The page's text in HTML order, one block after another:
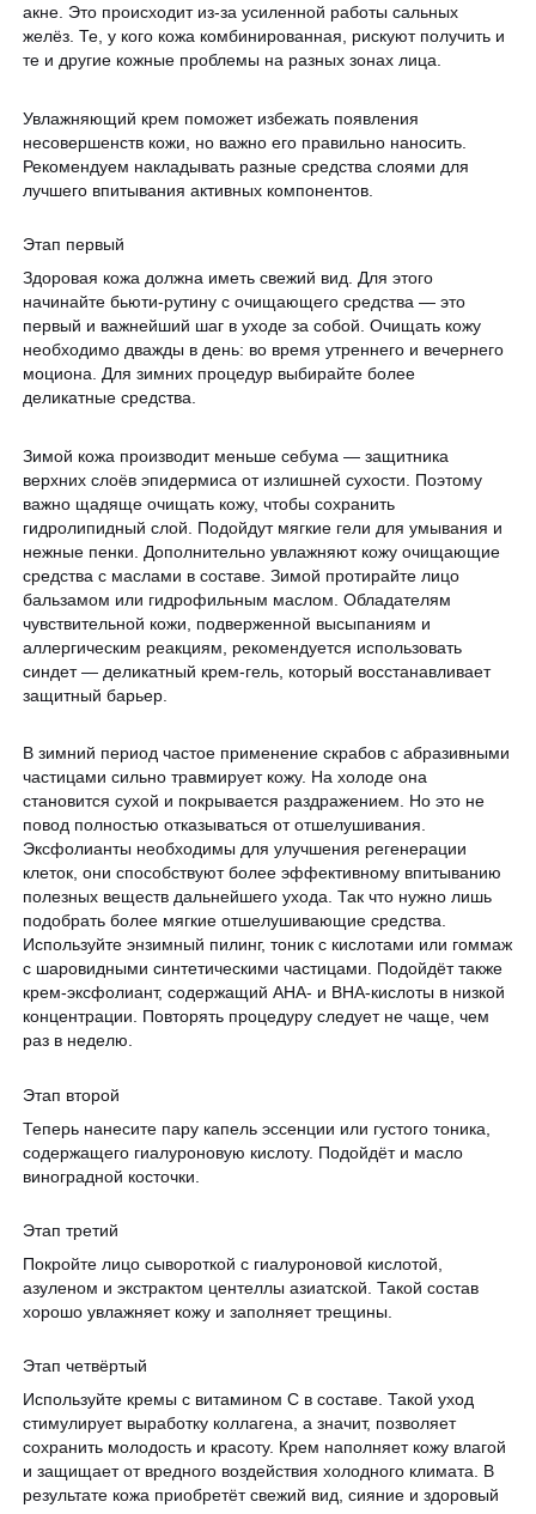
акне. Это происходит из-за усиленной работы сальных
желёз. Те, у кого кожа комбинированная, рискуют получить и
те и другие кожные проблемы на разных зонах лица.
Увлажняющий крем поможет избежать появления
несовершенств кожи, но важно его правильно наносить.
Рекомендуем накладывать разные средства слоями для
лучшего впитывания активных компонентов.
Этап первый
Здоровая кожа должна иметь свежий вид. Для этого
начинайте бьюти-рутину с очищающего средства — это
первый и важнейший шаг в уходе за собой. Очищать кожу
необходимо дважды в день: во время утреннего и вечернего
моциона. Для зимних процедур выбирайте более
деликатные средства.
Зимой кожа производит меньше себума — защитника
верхних слоёв эпидермиса от излишней сухости. Поэтому
важно щадяще очищать кожу, чтобы сохранить
гидролипидный слой. Подойдут мягкие гели для умывания и
нежные пенки. Дополнительно увлажняют кожу очищающие
средства с маслами в составе. Зимой протирайте лицо
бальзамом или гидрофильным маслом. Обладателям
чувствительной кожи, подверженной высыпаниям и
аллергическим реакциям, рекомендуется использовать
синдет — деликатный крем-гель, который восстанавливает
защитный барьер.
В зимний период частое применение скрабов с абразивными
частицами сильно травмирует кожу. На холоде она
становится сухой и покрывается раздражением. Но это не
повод полностью отказываться от отшелушивания.
Эксфолианты необходимы для улучшения регенерации
клеток, они способствуют более эффективному впитыванию
полезных веществ дальнейшего ухода. Так что нужно лишь
подобрать более мягкие отшелушивающие средства.
Используйте энзимный пилинг, тоник с кислотами или гоммаж
с шаровидными синтетическими частицами. Подойдёт также
крем-эксфолиант, содержащий АНА- и ВНА-кислоты в низкой
концентрации. Повторять процедуру следует не чаще, чем
раз в неделю.
Этап второй
Теперь нанесите пару капель эссенции или густого тоника,
содержащего гиалуроновую кислоту. Подойдёт и масло
виноградной косточки.
Этап третий
Покройте лицо сывороткой с гиалуроновой кислотой,
азуленом и экстрактом центеллы азиатской. Такой состав
хорошо увлажняет кожу и заполняет трещины.
Этап четвёртый
Используйте кремы с витамином С в составе. Такой уход
стимулирует выработку коллагена, а значит, позволяет
сохранить молодость и красоту. Крем наполняет кожу влагой
и защищает от вредного воздействия холодного климата. В
результате кожа приобретёт свежий вид, сияние и здоровый